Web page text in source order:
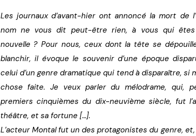
Les journaux d’avant-hier ont annoncé la mort de
nom ne vous dit peut-être rien, à vous qui
nouvelle ? Pour nous, ceux dont la tête se
blanchir, il évoque le souvenir d’une époque
celui d’un genre dramatique qui tend à disparaître, si
chose faite. Je veux parler du mélodrame, qui,
premiers cinquièmes du dix-neuvième siècle, fut
théâtre, et sa fortune […].
L’acteur Montal fut un des protagonistes du genre,